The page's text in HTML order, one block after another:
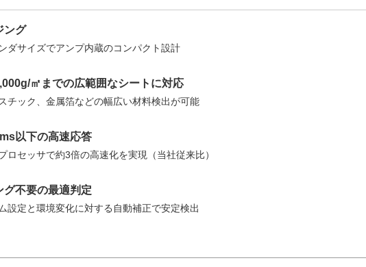
ング
ダサイズでアンプ内蔵のコンパクト設計
㎡までの広範囲なシートに対応
チック、金属箔などの幅広い材料検出が可能
以下の高速応答
ロセッサで約3倍の高速化を実現（当社従来比）
グ不要の最適判定
設定と環境変化に対する自動補正で安定検出